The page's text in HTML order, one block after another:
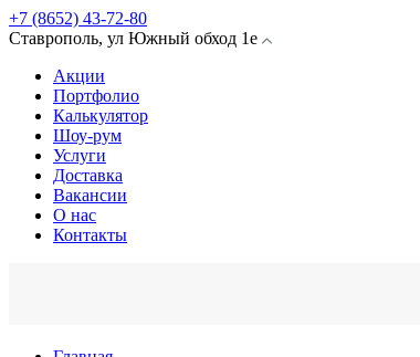
+7 (8652) 43-72-80
Ставрополь, ул Южный обход 1е
Акции
Портфолио
Калькулятор
Шоу-рум
Услуги
Доставка
Вакансии
О нас
Контакты